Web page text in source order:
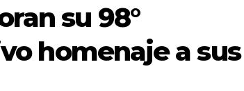
su 98°
homenaje a sus